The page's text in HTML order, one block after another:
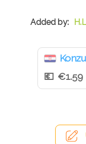
€1.59